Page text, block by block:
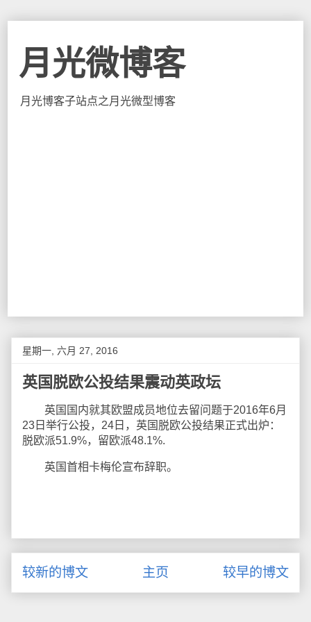
月光微博客
月光博客子站点之月光微型博客
星期一, 六月 27, 2016
英国脱欧公投结果震动英政坛
英国国内就其欧盟成员地位去留问题于2016年6月
23日举行公投，24日，英国脱欧公投结果正式出炉：
脱欧派51.9%，留欧派48.1%.
英国首相卡梅伦宣布辞职。
较新的博文 较早的博文
主页